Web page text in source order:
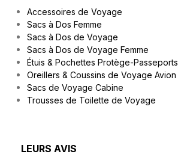
Accessoires de Voyage
Sacs à Dos Femme
Sacs à Dos de Voyage
Sacs à Dos de Voyage Femme
Étuis & Pochettes Protège-Passeports
Oreillers & Coussins de Voyage Avion
Sacs de Voyage Cabine
Trousses de Toilette de Voyage
LEURS AVIS